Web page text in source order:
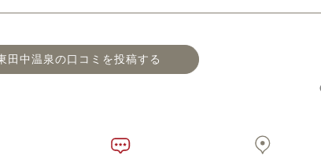
田中温泉の口コミを投稿する